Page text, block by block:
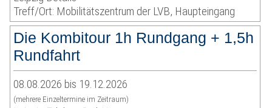
Treff/Ort: Mobilitätszentrum der LVB, Haupteingang
Die Kombitour 1h Rundgang + 1,5h
Rundfahrt
08.08.2026 bis 19.12.2026
(mehrere Einzeltermine im Zeitraum)